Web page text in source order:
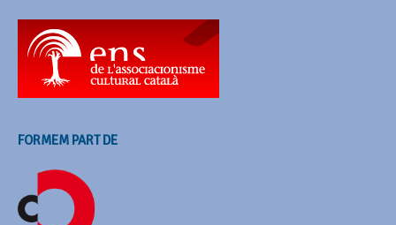
FORMEM PART DE